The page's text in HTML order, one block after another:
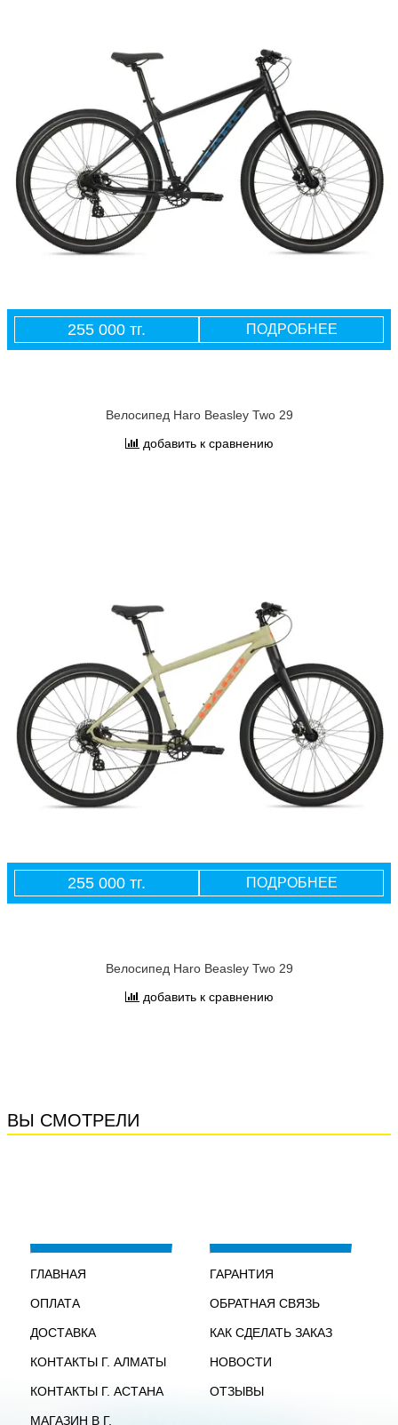
255 000 тг. ПОДРОБНЕЕ
Велосипед Haro Beasley Two 29
добавить к сравнению
255 000 тг. ПОДРОБНЕЕ
Велосипед Haro Beasley Two 29
добавить к сравнению
ВЫ СМОТРЕЛИ
ГЛАВНАЯ
ОПЛАТА
ДОСТАВКА
КОНТАКТЫ Г. АЛМАТЫ
КОНТАКТЫ Г. АСТАНА
МАГАЗИН В Г.
ГАРАНТИЯ
ОБРАТНАЯ СВЯЗЬ
КАК СДЕЛАТЬ ЗАКАЗ
НОВОСТИ
ОТЗЫВЫ